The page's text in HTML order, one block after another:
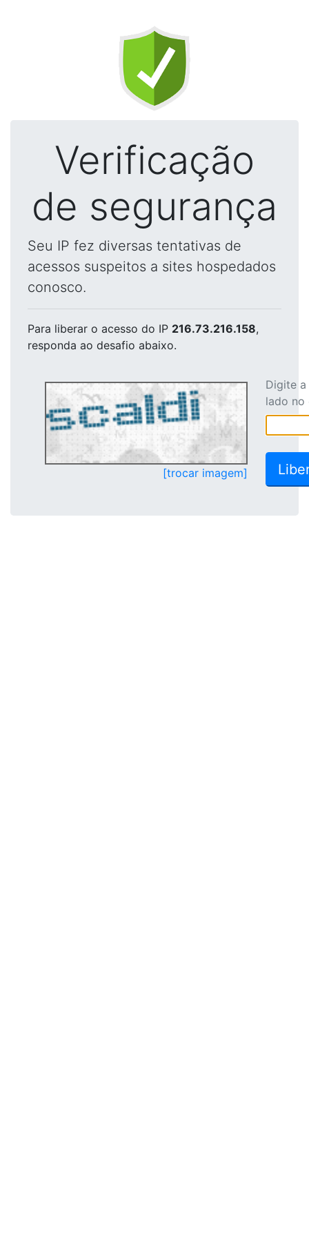
Verificação
de segurança
Seu IP fez diversas tentativas de
acessos suspeitos a sites hospedados
conosco.
Para liberar o acesso do IP 216.73.216.158,
responda ao desafio abaixo.
[trocar imagem]
Digite
lado no